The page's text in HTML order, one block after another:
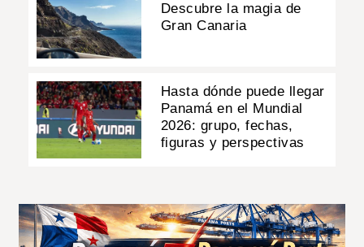
Descubre la magia de
Gran Canaria
Hasta dónde puede llegar
Panamá en el Mundial
2026: grupo, fechas,
figuras y perspectivas